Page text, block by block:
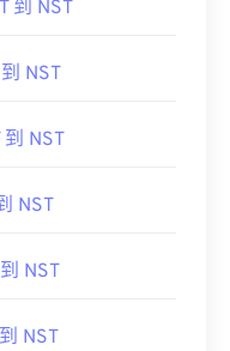
到 NST
NST
到 NST
NST
NST
NST